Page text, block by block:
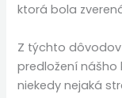
ktorá bola
Z týchto dôvodov
predložení nášho
niekedy nejaká